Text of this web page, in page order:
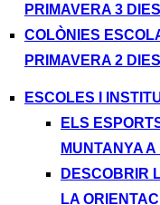
PRIMAVERA 3
COLÒNIES
PRIMAVERA 2
ESCOLES I
ELS
MUNTANYA A
DESCOBRIR
LA